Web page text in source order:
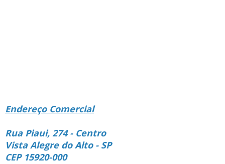
Endereço Comercial
Rua Piaui, 274 - Centro
Vista Alegre do Alto - SP
CEP 15920-000